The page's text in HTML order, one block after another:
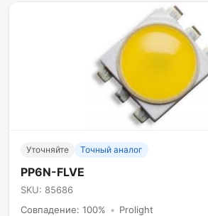
Уточняйте Точный аналог
PP6N-FLVE
SKU: 85686
Совпадение: 100% • Prolight